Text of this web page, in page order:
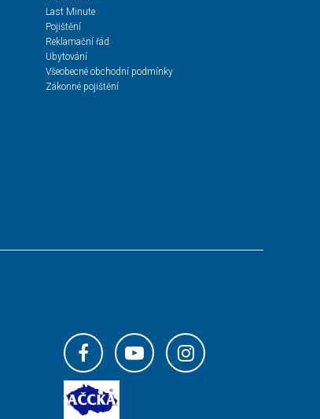
Last Minute
Pojištění
Reklamační řád
Ubytování
Všeobecné obchodní podmínky
Zákonné pojištění